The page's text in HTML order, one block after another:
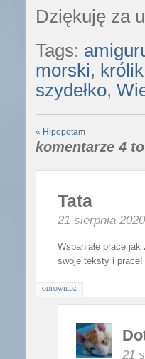
Dziękuję za
Tags:
morski, królik
szydełko,
« Hipopotam
komentarze 4
Tata
21 sierpnia
Wspaniałe prace
swoje teksty i prace!
ODPOWIEDZ
21